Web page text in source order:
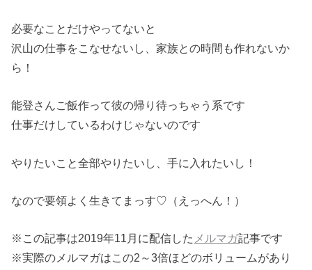
必要なことだけやってないと
沢山の仕事をこなせないし、家族との時間も作れないか
ら！
能登さんご飯作って彼の帰り待っちゃう系です
仕事だけしているわけじゃないのです
やりたいこと全部やりたいし、手に入れたいし！
なので要領よく生きてまっす♡（えっへん！）
※この記事は2019年11月に配信した メルマガ記事です
※実際のメルマガはこの2～3倍ほどのボリュームがあり